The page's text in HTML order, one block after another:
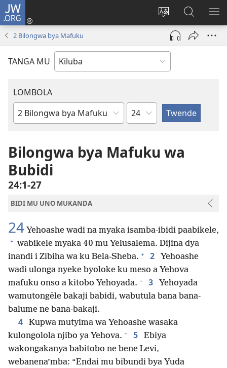
JW.ORG
Shinta
ludimi
lwa
diteba
Twela
(opens
window)
Kukimba
pa
JW.ORG
2 Bilongwa bya Mafuku
TANGA MU
LOMBOLA
Mukanda
mu
Bible
Shapita
Bilongwa bya Mafuku wa
Bubidi
24:1-27
BIDI MU UNO MUKANDA
24 Yehoashe wadi na myaka isamba-ibidi paabikele,
+ wabikele myaka 40 mu Yelusalema. Dijina dya
inandi i Zibiha wa ku Bela-Sheba. + 2
Yehoashe
wadi ulonga nyeke byoloke ku meso a Yehova
mafuku onso a kitobo Yehoyada. + 3
Yehoyada
wamutongēle bakaji babidi, wabutula bana bana-
balume ne bana-bakaji.
4
Kupwa mutyima wa Yehoashe wasaka
kulongolola njibo ya Yehova. + 5
Ebiya
wakongakanya babitobo ne bene Levi,
webanena’mba: “Endai mu bibundi bya Yuda